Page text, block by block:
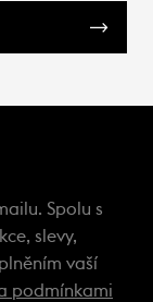
Spolu s
slevy,
vaší
podmínkami